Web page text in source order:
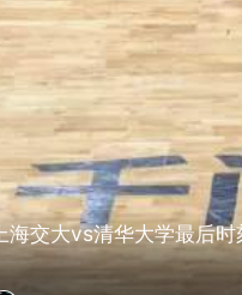
海交大vs清华大学最后